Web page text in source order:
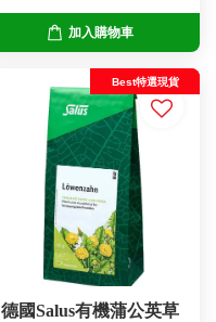
加入購物車
Best特選現貨
德國Salus有機蒲公英草